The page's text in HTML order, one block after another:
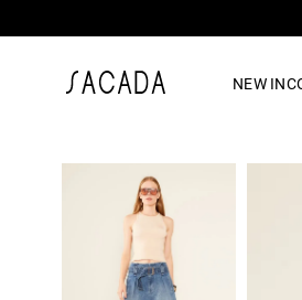
NEW IN
vestido midi